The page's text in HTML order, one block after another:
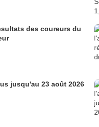
des coureurs du
jusqu'au 23 août 2026